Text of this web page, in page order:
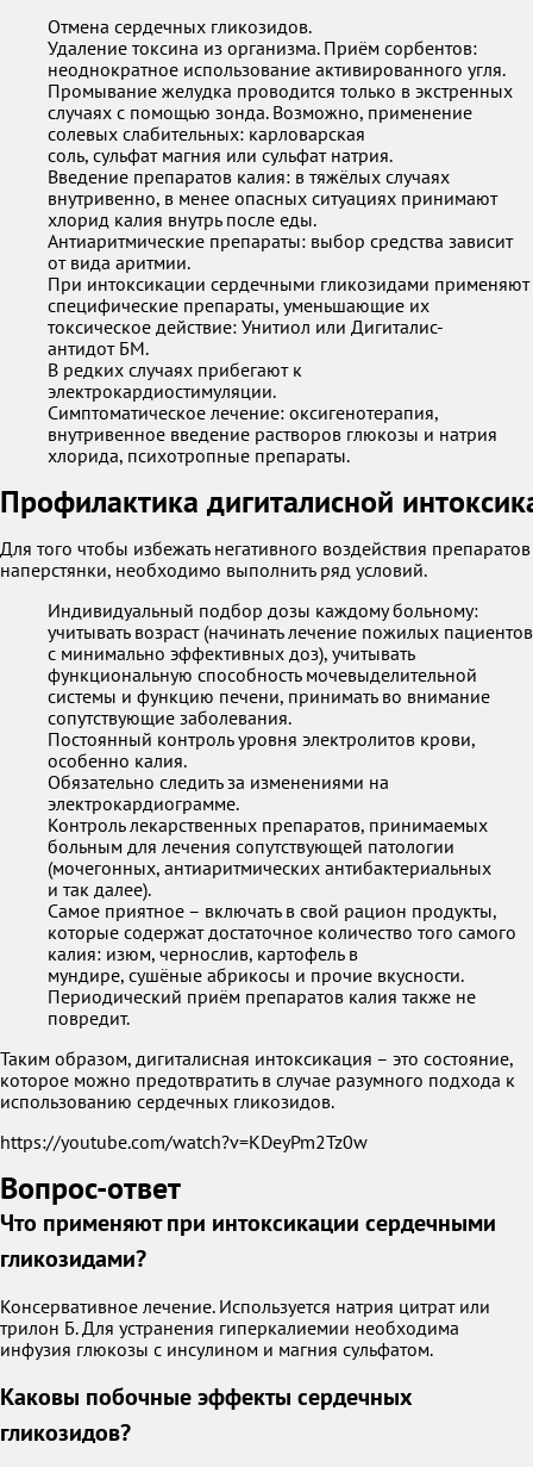
Отмена сердечных гликозидов.
Удаление токсина из организма. Приём сорбентов:
неоднократное использование активированного угля.
Промывание желудка проводится только в экстренных
случаях с помощью зонда. Возможно, применение
солевых слабительных: карловарская
соль, сульфат магния или сульфат натрия.
Введение препаратов калия: в тяжёлых случаях
внутривенно, в менее опасных ситуациях принимают
хлорид калия внутрь после еды.
Антиаритмические препараты: выбор средства зависит
от вида аритмии.
При интоксикации сердечными гликозидами применяют
специфические препараты, уменьшающие их
токсическое действие: Унитиол или Дигиталис-
антидот БМ.
В редких случаях прибегают к
электрокардиостимуляции.
Симптоматическое лечение: оксигенотерапия,
внутривенное введение растворов глюкозы и натрия
хлорида, психотропные препараты.
Профилактика дигиталисной
Для того чтобы избежать негативного воздействия препаратов
наперстянки, необходимо выполнить ряд условий.
Индивидуальный подбор дозы каждому больному:
учитывать возраст (начинать лечение пожилых пациентов
с минимально эффективных доз), учитывать
функциональную способность мочевыделительной
системы и функцию печени, принимать во внимание
сопутствующие заболевания.
Постоянный контроль уровня электролитов крови,
особенно калия.
Обязательно следить за изменениями на
электрокардиограмме.
Контроль лекарственных препаратов, принимаемых
больным для лечения сопутствующей патологии
(мочегонных, антиаритмических антибактериальных
и так далее).
Самое приятное – включать в свой рацион продукты,
которые содержат достаточное количество того самого
калия: изюм, чернослив, картофель в
мундире, сушёные абрикосы и прочие вкусности.
Периодический приём препаратов калия также не
повредит.
Таким образом, дигиталисная интоксикация – это состояние,
которое можно предотвратить в случае разумного подхода к
использованию сердечных гликозидов.
https://youtube.com/watch?v=KDeyPm2Tz0w
Вопрос-ответ
Что применяют при интоксикации сердечными
гликозидами?
Консервативное лечение. Используется натрия цитрат или
трилон Б. Для устранения гиперкалиемии необходима
инфузия глюкозы с инсулином и магния сульфатом.
Каковы побочные эффекты сердечных
гликозидов?